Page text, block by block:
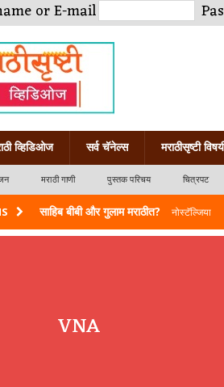
or E-mail
व्हिडिओज सर्व चॅनेल्स मराठीसृष्टी
मराठी गाणी पुस्तक परिचय चित्रपट
साहिब बीबी और गुलाम मराठीत? नोस्टॅल्जिया
स्त्रीच सर्वात गहिर आणि आयुष्यभर
VNA